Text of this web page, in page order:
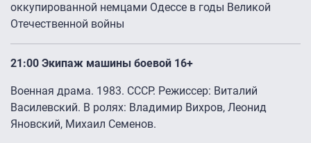
оккупированной немцами Одессе в годы Великой
Отечественной войны
21:00 Экипаж машины боевой 16+
Военная драма. 1983. СССР. Режиссер: Виталий
Василевский. В ролях: Владимир Вихров, Леонид
Яновский, Михаил Семенов.